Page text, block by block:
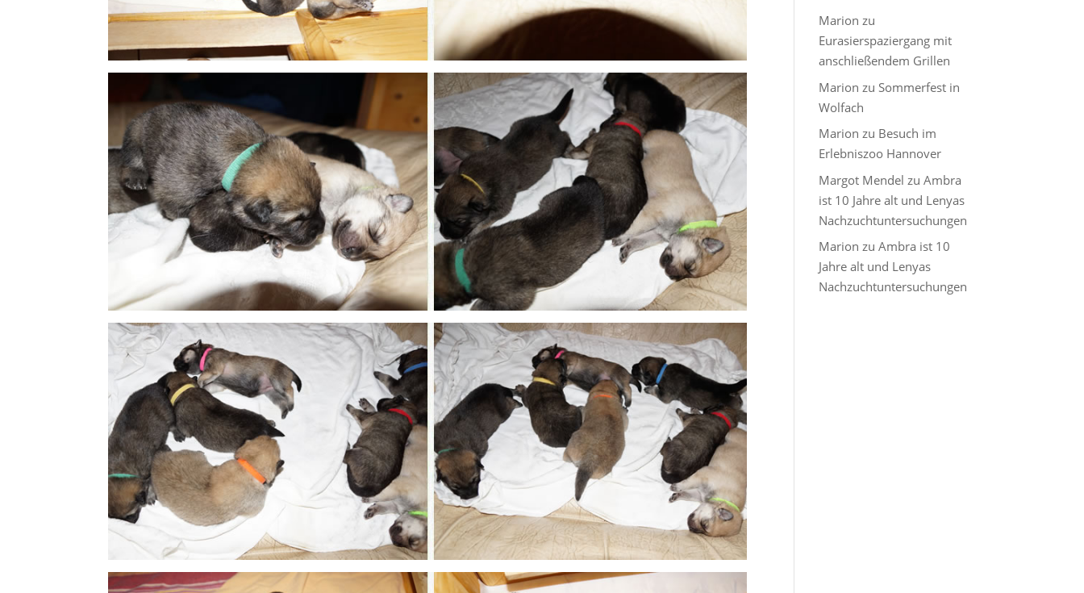
Marion zu
Eurasierspaziergang mit
anschließendem Grillen
Marion zu Sommerfest in
Wolfach
Marion zu Besuch im
Erlebniszoo Hannover
Margot Mendel zuAmbra
ist 10 Jahre alt und Lenyas
Nachzuchtuntersuchungen
Marion zuAmbra ist 10
Jahre alt und Lenyas
Nachzuchtuntersuchungen